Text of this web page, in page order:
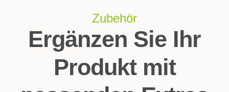
Zubehör
Ergänzen Sie Ihr
Produkt mit